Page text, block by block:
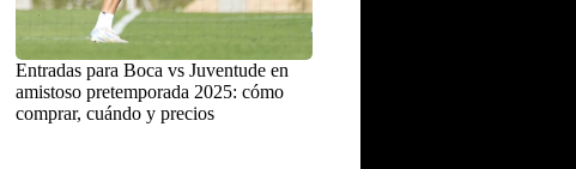
Entradas para Boca vs Juventude en
amistoso pretemporada 2025: cómo
comprar, cuándo y precios